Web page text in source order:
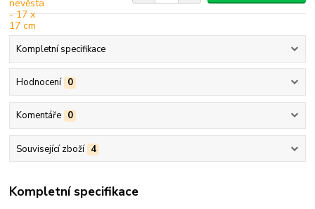
Kompletní specifikace
Hodnocení 0
Komentáře 0
Související zboží 4
Kompletní specifikace